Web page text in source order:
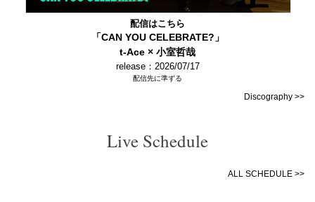
配信はこちら
「CAN YOU CELEBRATE?」
t-Ace × 小室哲哉
release：2026/07/17
配信先に準ずる
Discography >>
Live Schedule
ALL SCHEDULE >>